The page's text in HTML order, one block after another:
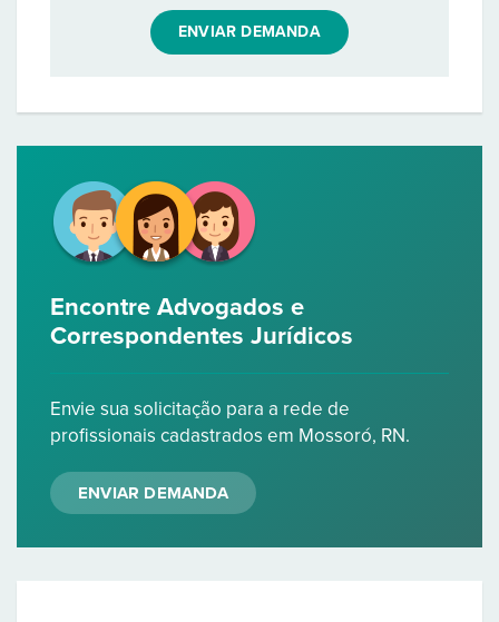
ENVIAR DEMANDA
Encontre Advogados e
Correspondentes Jurídicos
Envie sua solicitação para a rede de
profissionais cadastrados em Mossoró, RN.
ENVIAR DEMANDA